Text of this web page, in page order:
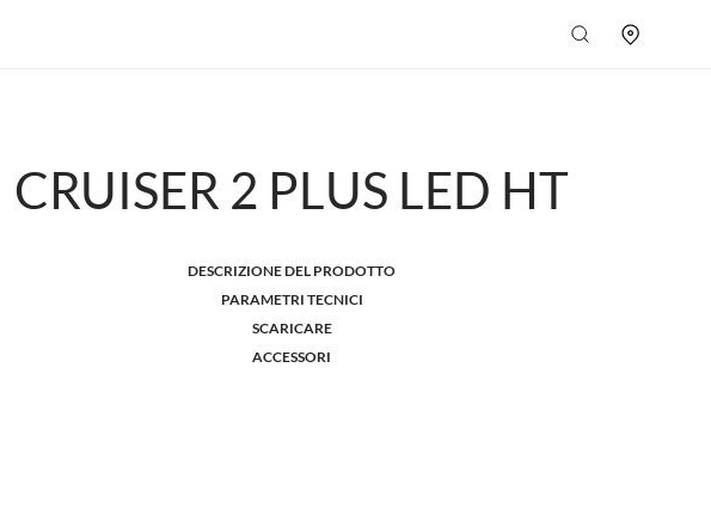
CRUISER 2 PLUS LED HT
DESCRIZIONE DEL PRODOTTO
PARAMETRI TECNICI
SCARICARE
ACCESSORI